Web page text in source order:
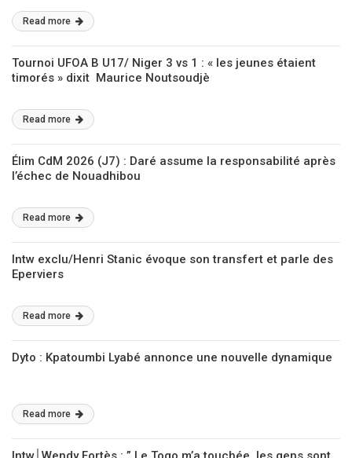
Read more
Tournoi UFOA B U17/ Niger 3 vs 1 : « les jeunes étaient
timorés » dixit Maurice Noutsoudjè
Read more
Élim CdM 2026 (J7) : Daré assume la responsabilité après
l’échec de Nouadhibou
Read more
Intw exclu/Henri Stanic évoque son transfert et parle des
Eperviers
Read more
Dyto : Kpatoumbi Lyabé annonce une nouvelle dynamique
Read more